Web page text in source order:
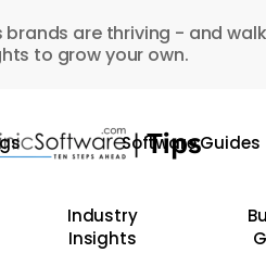
brands are thriving - and
to grow your own.
Software Guides
Industry
Insights